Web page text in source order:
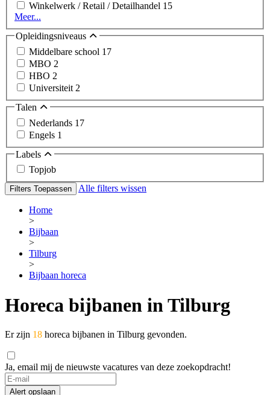
Winkelwerk / Retail / Detailhandel 15
Meer...
Opleidingsniveaus
Middelbare school 17
MBO 2
HBO 2
Universiteit 2
Talen
Nederlands 17
Engels 1
Labels
Topjob
Filters Toepassen Alle filters wissen
Home
>
Bijbaan
>
Tilburg
>
Bijbaan horeca
Horeca bijbanen in Tilburg
Er zijn 18 horeca bijbanen in Tilburg gevonden.
Ja, email mij de nieuwste vacatures van deze zoekopdracht!
If
you
Alert opslaan